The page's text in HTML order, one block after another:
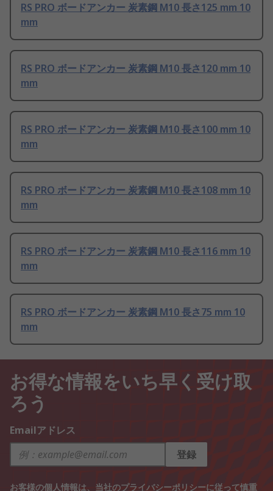
RS PRO ボードアンカー 炭素鋼 M10 長さ125 mm 10
mm
RS PRO ボードアンカー 炭素鋼 M10 長さ120 mm 10
mm
RS PRO ボードアンカー 炭素鋼 M10 長さ100 mm 10
mm
RS PRO ボードアンカー 炭素鋼 M10 長さ108 mm 10
mm
RS PRO ボードアンカー 炭素鋼 M10 長さ116 mm 10
mm
RS PRO ボードアンカー 炭素鋼 M10 長さ75 mm 10
mm
お得な情報をいち早く受け取
ろう
Emailアドレス
登録
お客様の個人情報は、当社のプライバシーポリシーに従って慎重